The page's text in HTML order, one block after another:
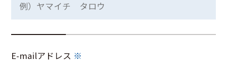
E-mailアドレス ※